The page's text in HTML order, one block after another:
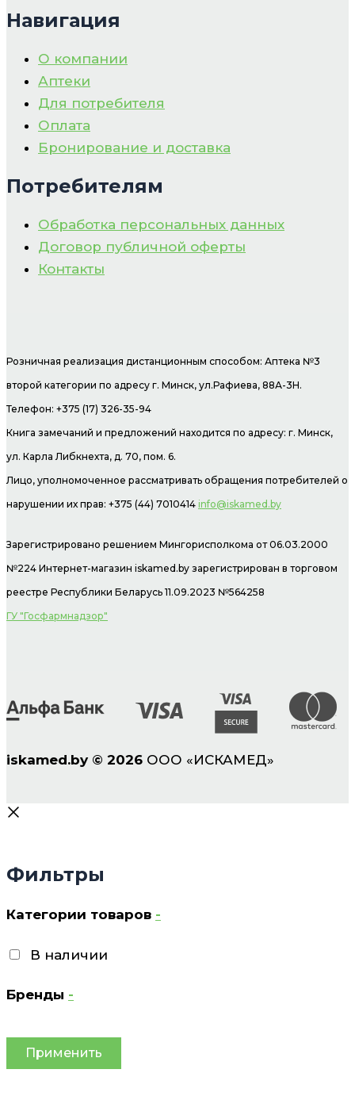
Навигация
О компании
Аптеки
Для потребителя
Оплата
Бронирование и доставка
Потребителям
Обработка персональных данных
Договор публичной оферты
Контакты
Розничная реализация дистанционным способом: Аптека №3
второй категории по адресу г. Минск, ул.Рафиева, 88А-3Н.
Телефон: +375 (17) 326-35-94
Книга замечаний и предложений находится по адресу: г. Минск,
ул. Карла Либкнехта, д. 70, пом. 6.
Лицо, уполномоченное рассматривать обращения потребителей о
нарушении их прав: +375 (44) 7010414 info@iskamed.by
Зарегистрировано решением Мингорисполкома от 06.03.2000
№224 Интернет-магазин iskamed.by зарегистрирован в торговом
реестре Республики Беларусь 11.09.2023 №564258
ГУ "Госфармнадзор"
iskamed.by © 2026 ООО «ИСКАМЕД»
Фильтры
Категории товаров -
В наличии
Бренды -
Применить